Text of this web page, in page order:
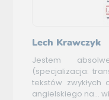
Lech Krawczyk
Jestem
(specjalizacja:
tekstów zwykłych
angielskiego na...